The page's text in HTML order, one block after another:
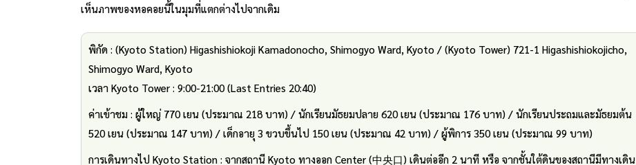
เห็นภาพของหอคอยนี้ในมุมที่แตกต่างไปจากเดิม
พิกัด : (Kyoto Station) Higashishiokoji Kamadonocho, Shimogyo Ward, Kyoto / (Kyoto Tower) 721-1 Higashishiokojicho,
Shimogyo Ward, Kyoto
เวลา Kyoto Tower : 9:00-21:00 (Last Entries 20:40)
ค่าเข้าชม : ผู้ใหญ่ 770 เยน (ประมาณ 218 บาท) / นักเรียนมัธยมปลาย 620 เยน (ประมาณ 176 บาท) / นักเรียนประถมและมัธยมต้น
520 เยน (ประมาณ 147 บาท) / เด็กอายุ 3 ขวบขึ้นไป 150 เยน (ประมาณ 42 บาท) / ผู้พิการ 350 เยน (ประมาณ 99 บาท)
การเดินทางไป Kyoto Station : จากสถานี Kyoto ทางออก Center (中央口) เดินต่ออีก 2 นาที หรือ จากชั้นใต้ดินของสถานีมีทางเดิน